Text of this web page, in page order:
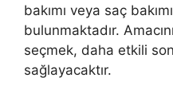
bakımı veya saç
bulunmaktadır.
seçmek, daha etkili
sağlayacaktır.